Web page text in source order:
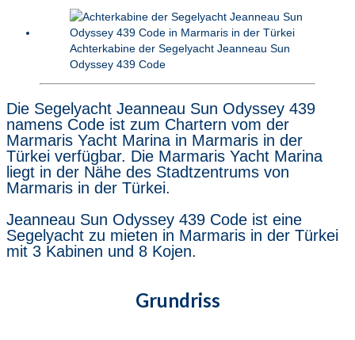
Achterkabine der Segelyacht Jeanneau Sun
Odyssey 439 Code
Die Segelyacht Jeanneau Sun Odyssey 439
namens Code ist zum Chartern vom der
Marmaris Yacht Marina in Marmaris in der
Türkei verfügbar. Die Marmaris Yacht Marina
liegt in der Nähe des Stadtzentrums von
Marmaris in der Türkei.
Jeanneau Sun Odyssey 439 Code ist eine
Segelyacht zu mieten in Marmaris in der Türkei
mit 3 Kabinen und 8 Kojen.
Grundriss